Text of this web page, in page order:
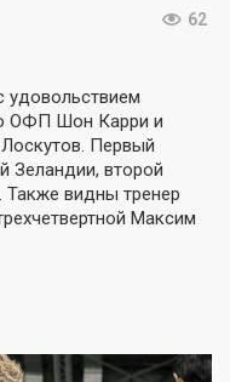
62
удовольствием
ОФП Шон Карри и
Первый
Зеландии, второй
Также видны тренер
Максим